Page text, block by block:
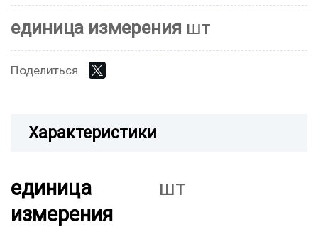
единица измерения шт
Поделиться
Характеристики
единица
измерения
шт